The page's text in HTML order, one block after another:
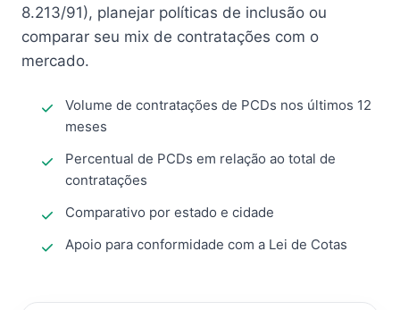
8.213/91), planejar políticas de inclusão ou
comparar seu mix de contratações com o
mercado.
Volume de contratações de PCDs nos últimos 12
meses
Percentual de PCDs em relação ao total de
contratações
Comparativo por estado e cidade
Apoio para conformidade com a Lei de Cotas